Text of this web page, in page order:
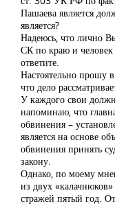
Пашаева является
является?
Надеюсь, что лично
СК по краю и
ответите.
Настоятельно прошу
что дело
У каждого свои
напоминаю, что
обвинения –
является на основе
обвинения принять
закону.
Однако, по моему
из двух
стражей пятый год.